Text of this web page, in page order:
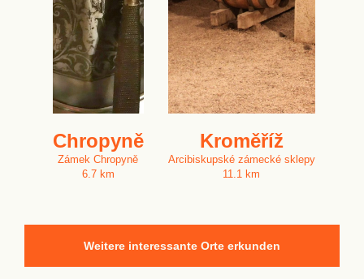
Chropyně
Zámek Chropyně
6.7 km
Kroměříž
Arcibiskupské zámecké sklepy
11.1 km
Weitere interessante Orte erkunden